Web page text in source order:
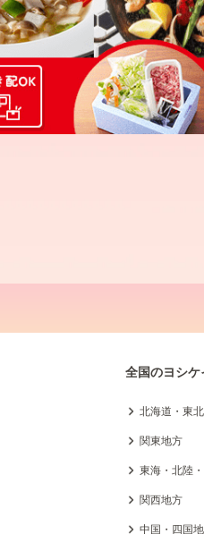
全国のヨシケ
北海道・東
関東地方
東海・北陸
関西地方
中国・四国